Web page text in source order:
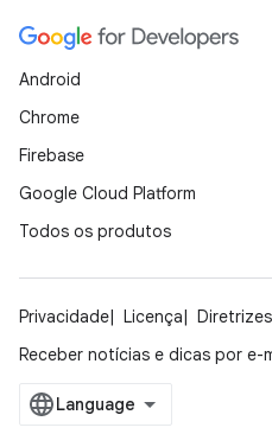
Android
Chrome
Firebase
Google Cloud Platform
Todos os produtos
Privacidade Licença
Receber notícias e dicas por e-